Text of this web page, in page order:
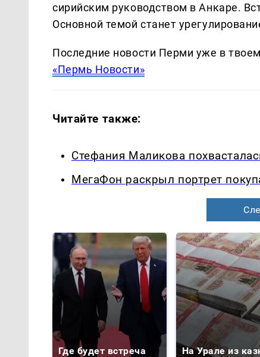
сирийским руководством в Анкаре.
Основной темой станет
Последние новости Перми уже в
«Пермь Новости»
Читайте также:
Стефания Маликова
МегаФон раскрыл портрет
Где будет встреча
На Урале из